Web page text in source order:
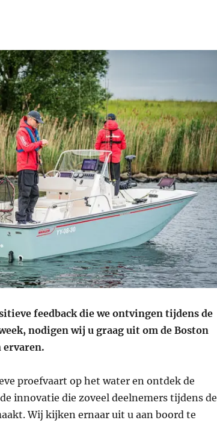
feedback die we ontvingen tijdens de
nodigen wij u graag uit om de Boston
ervaren.
proefvaart op het water en ontdek de
innovatie die zoveel deelnemers tijdens de
Wij kijken ernaar uit u aan boord te